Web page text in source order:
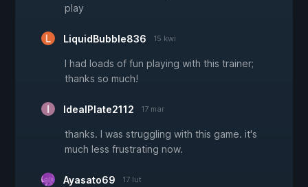
play
LiquidBubble836 15 kwi
I had loads of fun playing with this trainer;
thanks so much!
IdealPlate2112 17 mar
thanks. I was struggling with this game. it's
much less frustrating now.
Ayasato69 17 lut